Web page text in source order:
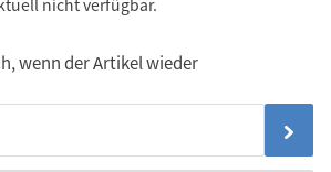
wenn der Artikel wieder